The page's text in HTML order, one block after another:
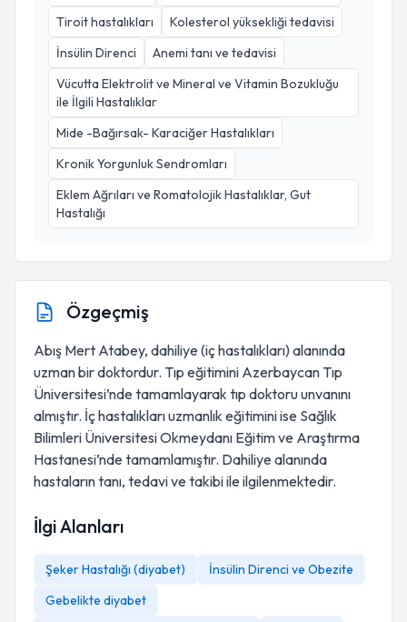
Tiroit hastalıkları
Kolesterol yüksekliği tedavisi
İnsülin Direnci
Anemi tanı ve tedavisi
Vücutta Elektrolit ve Mineral ve Vitamin Bozukluğu
ile İlgili Hastalıklar
Mide -Bağırsak- Karaciğer Hastalıkları
Kronik Yorgunluk Sendromları
Eklem Ağrıları ve Romatolojik Hastalıklar, Gut
Hastalığı
Özgeçmiş
Abış Mert Atabey, dahiliye (iç hastalıkları) alanında
uzman bir doktordur. Tıp eğitimini Azerbaycan Tıp
Üniversitesi’nde tamamlayarak tıp doktoru unvanını
almıştır. İç hastalıkları uzmanlık eğitimini ise Sağlık
Bilimleri Üniversitesi Okmeydanı Eğitim ve Araştırma
Hastanesi’nde tamamlamıştır. Dahiliye alanında
hastaların tanı, tedavi ve takibi ile ilgilenmektedir.
İlgi Alanları
Şeker Hastalığı (diyabet)
İnsülin Direnci ve Obezite
Gebelikte diyabet